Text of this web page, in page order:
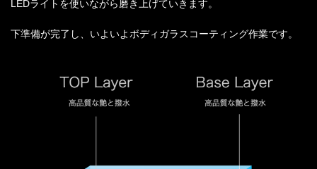
LEDライトを使いながら磨き上げていきます。
下準備が完了し、いよいよボディガラスコーティング作業です。